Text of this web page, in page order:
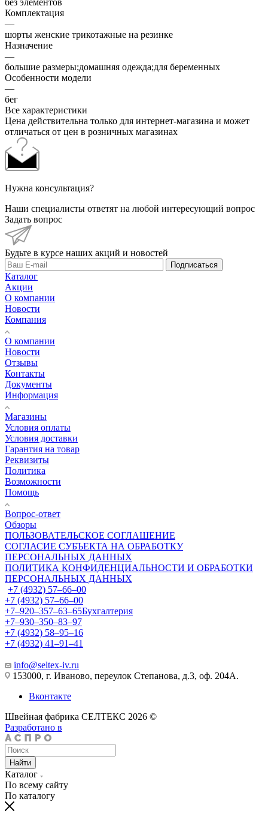
Комплектация
—
шорты женские трикотажные на резинке
Назначение
—
большие размеры;домашняя одежда;для беременных
Особенности модели
—
бег
Все характеристики
Цена действительна только для интернет-магазина и может
отличаться от цен в розничных магазинах
Нужна консультация?
Наши специалисты ответят на любой интересующий вопрос
Задать вопрос
Будьте в курсе наших акций и новостей
Подписаться
Каталог
Акции
О компании
Новости
Компания
О компании
Новости
Отзывы
Контакты
Документы
Информация
Магазины
Условия оплаты
Условия доставки
Гарантия на товар
Реквизиты
Политика
Возможности
Помощь
Вопрос-ответ
Обзоры
ПОЛЬЗОВАТЕЛЬСКОЕ СОГЛАШЕНИЕ
СОГЛАСИЕ СУБЪЕКТА НА ОБРАБОТКУ
ПЕРСОНАЛЬНЫХ ДАННЫХ
ПОЛИТИКА КОНФИДЕНЦИАЛЬНОСТИ И ОБРАБОТКИ
ПЕРСОНАЛЬНЫХ ДАННЫХ
+7 (4932) 57‒66‒00
+7 (4932) 57‒66‒00
+7‒920‒357‒63‒65Бухгалтерия
+7‒930‒350‒83‒97
+7 (4932) 58‒95‒16
+7 (4932) 41‒91‒41
info@seltex-iv.ru
153000, г. Иваново, переулок Степанова, д.3, оф. 204А.
Вконтакте
Швейная фабрика СЕЛТЕКС 2026 ©
Разработано в
Найти
Каталог
По всему сайту
По каталогу